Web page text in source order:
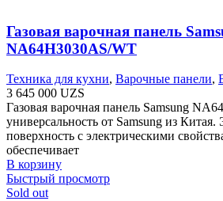
Газовая варочная панель
NA64H3030AS/WT
Техника для кухни, Варочные панели,
3 645 000 UZS
Газовая варочная панель Samsung
универсальность от Samsung из Китая.
поверхность с электрическими
обеспечивает
В корзину
Быстрый просмотр
Sold out